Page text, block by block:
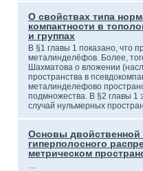
О свойствах типа
компактности в
и группах
В §1 главы 1 показано, что
металинделёфов. Более,
Шахматова о вложении
пространства в
металинделефово
подмножества. В §2 главы 1
случай нульмерных
Основы двойственной
гиперполосного
метрическом
…